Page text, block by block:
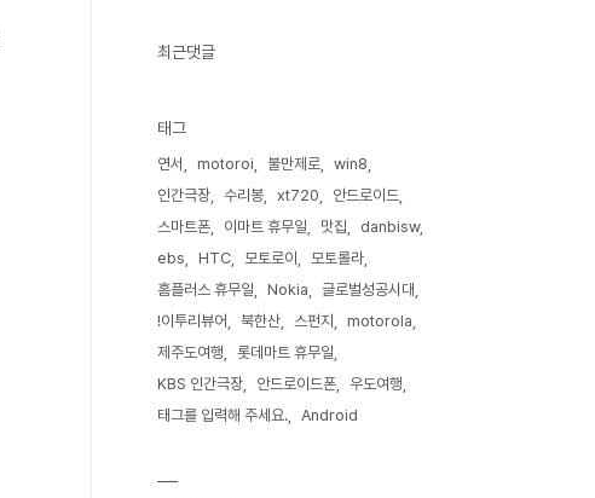
최근댓글
태그
연서 motoroi 불만제로
win8
인간극장
수리봉 xt720
안드로이드
스마트폰
이마트 휴무일 맛집
danbisw
ebs
HTC 모토로이
모토롤라
홈플러스 휴무일
Nokia
글로벌성공시대
!이투리뷰어
북한산 스펀지
motorola
제주도여행
롯데마트 휴무일
KBS 인간극장
안드로이드폰
우도여행
태그를 입력해 주세요.
Android